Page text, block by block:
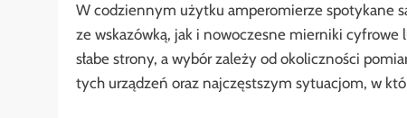
W codziennym użytku amperomierze spotykane
ze wskazówką, jak i nowoczesne mierniki
słabe strony, a wybór zależy od okoliczności
tych urządzeń oraz najczęstszym sytuacjom, w